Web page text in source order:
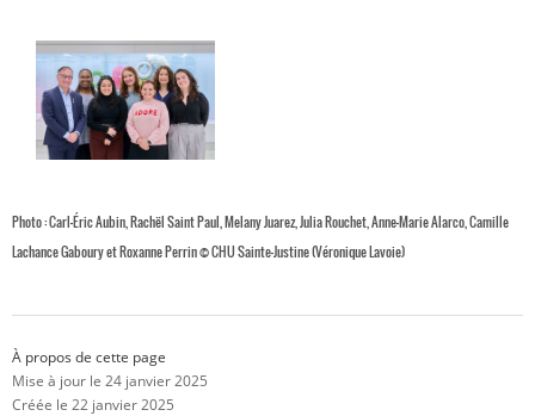
Photo : Carl-Éric Aubin, Rachël Saint Paul, Melany Juarez, Julia Rouchet, Anne-Marie Alarco, Camille
Lachance Gaboury et Roxanne Perrin © CHU Sainte-Justine (Véronique Lavoie)
À propos de cette page
Mise à jour le 24 janvier 2025
Créée le 22 janvier 2025